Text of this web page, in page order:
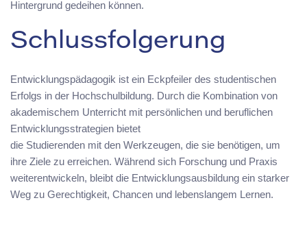
Hintergrund gedeihen können.
Schlussfolgerung
Entwicklungspädagogik ist ein Eckpfeiler des studentischen
Erfolgs in der Hochschulbildung. Durch die Kombination von
akademischem Unterricht mit persönlichen und beruflichen
Entwicklungsstrategien bietet
die Studierenden mit den Werkzeugen, die sie benötigen, um
ihre Ziele zu erreichen. Während sich Forschung und Praxis
weiterentwickeln, bleibt die Entwicklungsausbildung ein starker
Weg zu Gerechtigkeit, Chancen und lebenslangem Lernen.